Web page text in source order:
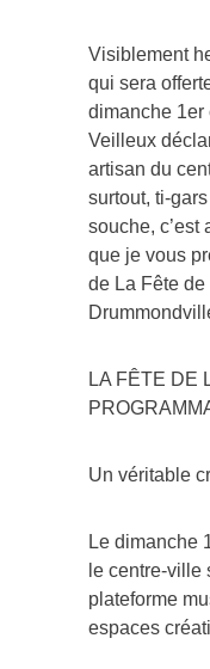
Visiblement
qui sera
dimanche 1er
Veilleux
artisan du
surtout, ti-
souche, c’est
que je vous
de La Fête
LA FÊTE DE
Un véritable
Le dimanche
le centre-ville
plateforme
espaces